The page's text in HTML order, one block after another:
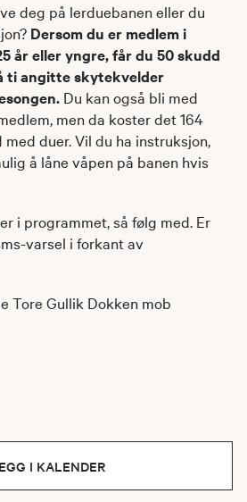
deg på lerduebanen eller du
Dersom du er medlem i
år eller yngre, får du 50 skudd
ti angitte skytekvelder
Du kan også bli med
men da koster det 164
duer. Vil du ha instruksjon,
å låne våpen på banen hvis
i programmet, så følg med. Er
varsel i forkant av
Tore Gullik Dokken mob
I KALENDER